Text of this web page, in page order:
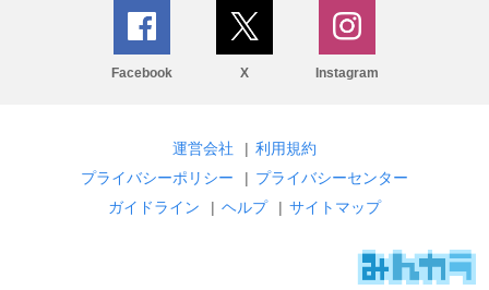
Facebook X Instagram
運営会社 | 利用規約
プライバシーポリシー
| プライバシーセンター
ガイドライン
| ヘルプ | サイトマップ